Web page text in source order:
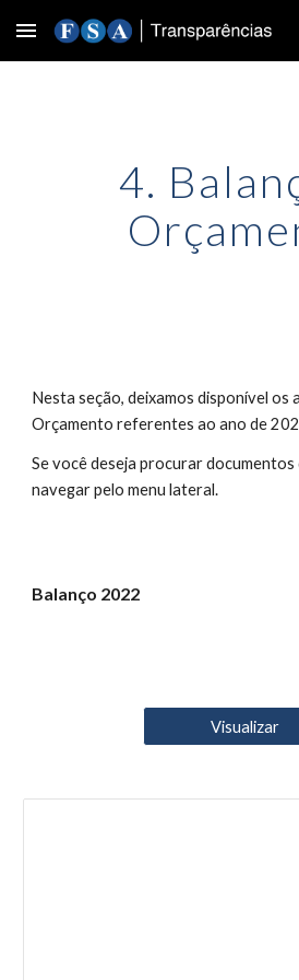
Skip to main content
4.
Nesta seção, deixamos disponível os
Orçamento referentes ao ano de
Se você deseja procurar
navegar pelo menu lateral.
Balanço 2022
Visualizar